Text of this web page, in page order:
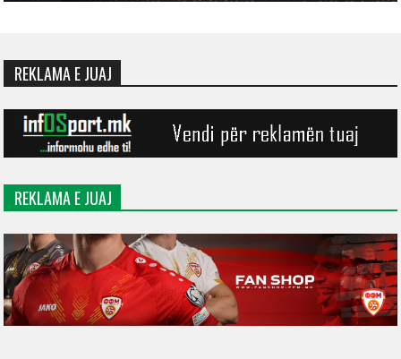
REKLAMA E JUAJ
REKLAMA E JUAJ